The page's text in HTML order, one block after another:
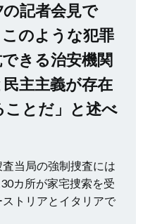
記者会見で
このような犯罪
きる治安機関
主主義が存在
とだ」と述べ
当局の強制捜査には
カ所が家宅捜索を受
トリアとイタリアで